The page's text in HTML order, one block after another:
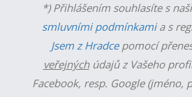
*) Přihlášením souhlasíte s
smluvními podmínkamia s
Jsem z Hradcepomocí
veřejnýchúdajů z Vašeho
Facebook, resp. Google (jméno,